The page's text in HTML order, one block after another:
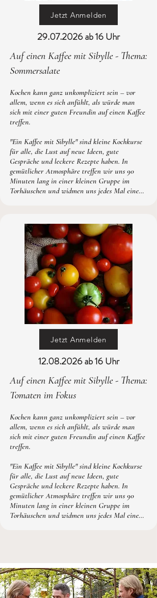
Preis: 139€ pro Person |
249€ pro Paar
Jetzt Anmelden
29.07.2026ab 16 Uhr
Auf einen Kaffee mit Sibylle - Thema:
Sommersalate
Kochen kann ganz unkompliziert sein – vor
allem, wenn es sich anfühlt, als würde man
sich mit einer guten Freundin auf einen Kaffee
treffen.
"Ein Kaffee mit Sibylle" sind kleine Kochkurse
für alle, die Lust auf neue Ideen, gute
Gespräche und leckere Rezepte haben. In
gemütlicher Atmosphäre treffen wir uns 90
Minuten lang in einer kleinen Gruppe im
Torhäuschen und widmen uns jedes Mal einem
oder weitere kulinarische Highlights – hier geht
es nicht um Perfektion, sondern um
Inspiration, Genuss und Spaß am gemeinsamen
Kochen.
24.90 € pro Person – inklusive aller Zutaten,
Wasser und natürlich einer guten Tasse Kaffee
mit Sibylle.
Da die Teilnehmerzahl bewusst klein gehalten
ist, sind die Plätze schnell vergeben. Eine
frühzeitige Anmeldung lohnt sich.
Die nächsten Termine:
Sommersalate
Tomaten
Jetzt Anmelden
12.08.2026ab 16 Uhr
Auf einen Kaffee mit Sibylle - Thema:
Tomaten im Fokus
Kochen kann ganz unkompliziert sein – vor
allem, wenn es sich anfühlt, als würde man
sich mit einer guten Freundin auf einen Kaffee
treffen.
"Ein Kaffee mit Sibylle" sind kleine Kochkurse
für alle, die Lust auf neue Ideen, gute
Gespräche und leckere Rezepte haben. In
gemütlicher Atmosphäre treffen wir uns 90
Minuten lang in einer kleinen Gruppe im
Torhäuschen und widmen uns jedes Mal einem
Inspiration, Genuss und Spaß am gemeinsamen
Kochen.